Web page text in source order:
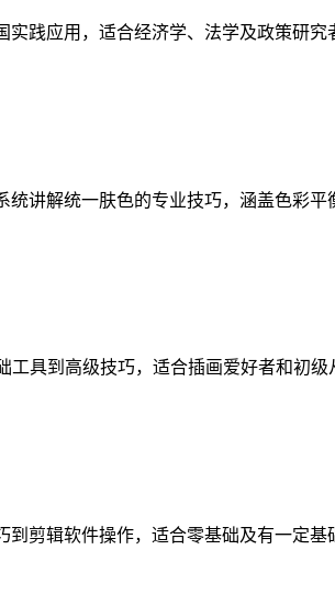
践应用，适合经济学、法学及政策研
讲解统一肤色的专业技巧，涵盖色彩
具到高级技巧，适合插画爱好者和初
剪辑软件操作，适合零基础及有一定